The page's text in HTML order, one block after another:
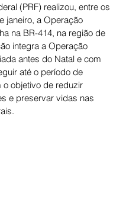
(PRF) realizou, entre os
janeiro, a Operação
na BR-414, na região de
integra a Operação
antes do Natal e com
até o período de
o objetivo de reduzir
e preservar vidas nas